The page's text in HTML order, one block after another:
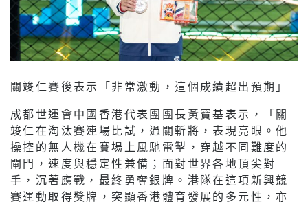
關竣仁賽後表示「非常激動，這個成績超出預期」
成都世運會中國香港代表團團長黃寶基表示，「關
竣仁在淘汰賽連場比試，過關斬將，表現亮眼。他
操控的無人機在賽場上風馳電掣，穿越不同難度的
閘門，速度與穩定性兼備；面對世界各地頂尖對
手，沉著應戰，最終勇奪銀牌。港隊在這項新興競
賽運動取得獎牌，突顯香港體育發展的多元性，亦